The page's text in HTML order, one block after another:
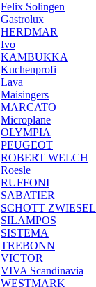
Felix Solingen
Gastrolux
HERDMAR
Ivo
KAMBUKKA
Kuchenprofi
Lava
Maisingers
MARCATO
Microplane
OLYMPIA
PEUGEOT
ROBERT WELCH
Roesle
RUFFONI
SABATIER
SCHOTT ZWIESEL
SILAMPOS
SISTEMA
TREBONN
VICTOR
VIVA Scandinavia
WESTMARK